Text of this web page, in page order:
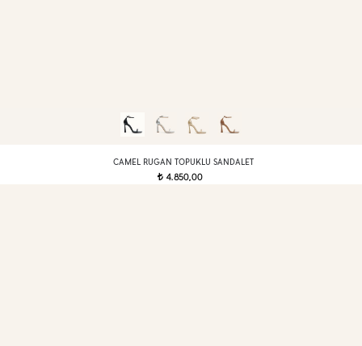
CAMEL RUGAN TOPUKLU SANDALET
t 4.850,00